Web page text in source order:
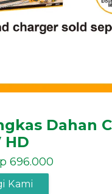
Dahan
HD
696.000
Kami